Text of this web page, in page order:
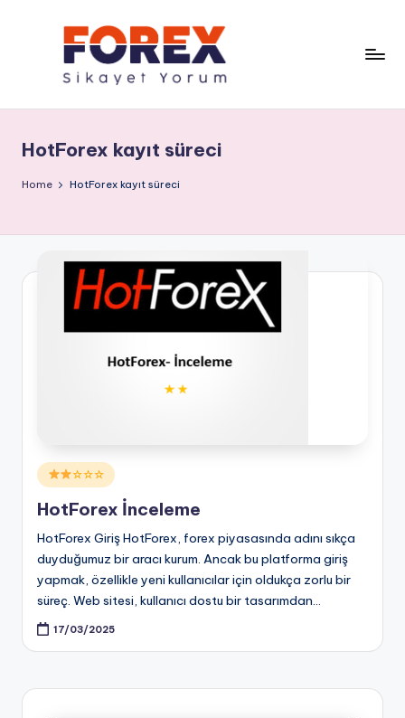
HotForex kayıt süreci
Home HotForex kayıt süreci
Posted
in
☆☆☆
HotForex İnceleme
HotForex Giriş HotForex, forex piyasasında adını sıkça
duyduğumuz bir aracı kurum. Ancak bu platforma giriş
yapmak, özellikle yeni kullanıcılar için oldukça zorlu bir
süreç. Web sitesi, kullanıcı dostu bir tasarımdan…
17/03/2025